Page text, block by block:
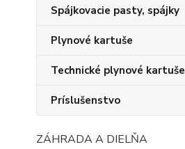
Spájkovacie pasty, spájky
Plynové kartuše
Technické plynové kartuše
Príslušenstvo
ZÁHRADA A DIELŇA